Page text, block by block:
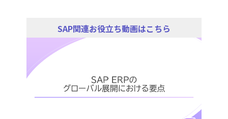
SAP関連お役立ち動画はこちら